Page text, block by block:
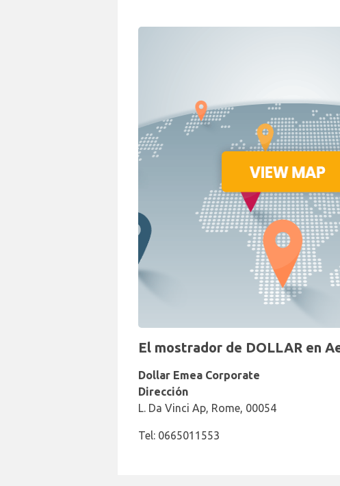
El mostrador de DOLLAR en
Dollar Emea Corporate
Dirección
L. Da Vinci Ap, Rome, 00054
Tel: 0665011553